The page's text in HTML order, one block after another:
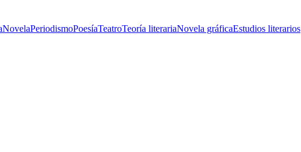
NovelaPeriodismoPoesíaTeatroTeoría literariaNovela gráficaEstudios literarios